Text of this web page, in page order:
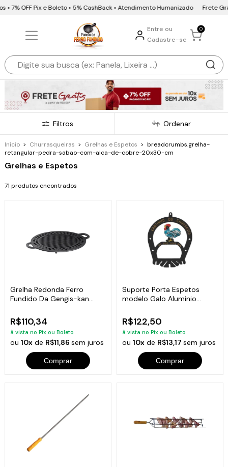
Pix e Boleto • 5% CashBack • Atendimento Humanizado Frete Grátis •
Entre ou
Cadastre-se
0
Filtros Ordenar
Início > Churrasqueiras > Grelhas e Espetos > breadcrumbs.grelha-
retangular-pedra-sabao-com-alca-de-cobre-20x30-cm
Grelhas e Espetos
71 produtos encontrados
Grelha Redonda Ferro
Fundido Da Gengis-kan
R$110,34
à vista no Pix ou Boleto
ou10x de R$11,86sem juros
Comprar
Suporte Porta Espetos
modelo Galo Aluminio
R$122,50
à vista no Pix ou Boleto
ou 10xde R$13,17 sem juros
Comprar